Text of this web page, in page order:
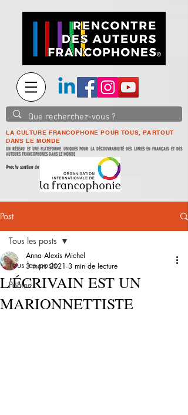
LA CULTURE FRANCOPHONE POUR TOUS, PARTOUT
DANS LE MONDE
UN RÉSEAU ET UNE PLATEFORME UNIQUES POUR LA DÉCOUVRABILITÉ DES LIVRES EN FRANÇAIS ET DES
AUTEURS FRANCOPHONES DANS LE MONDE
Avec le soutien de
Post
Tous les posts
Poème
Tous les posts
L'ÉCRIVAIN EST UN
MARIONNETTISTE
Anna Alexis Michel
3 mars 2021 3 min de lecture